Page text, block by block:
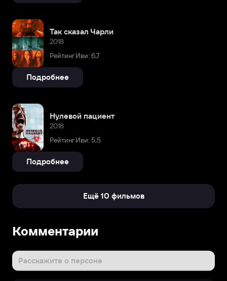
Так сказал Чарли
2018
Рейтинг Иви: 6,7
Подробнее
Нулевой пациент
2018
Рейтинг Иви: 5,5
Подробнее
Ещё 10 фильмов
Мэттью
Смит
родился
Комментарии
Расскажите о персоне